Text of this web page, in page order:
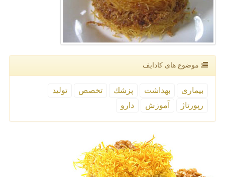
موضوع های كادایف
بیماری بهداشت پزشك تخصص
تولید
رپورتاژ
آموزش دارو